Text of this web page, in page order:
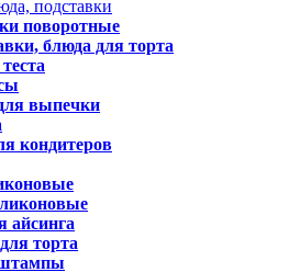
подставки
поворотные
блюда для торта
выпечки
кондитеров
айсинга
торта